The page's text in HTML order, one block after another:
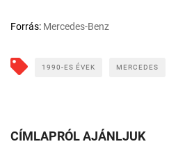
Forrás: Mercedes-Benz
1990-ES ÉVEK MERCEDES
CÍMLAPRÓL AJÁNLJUK